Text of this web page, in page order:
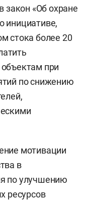
закон «Об охране
инициативе,
стока более 20
при
по снижению
мотивации
в
по улучшению
ресурсов